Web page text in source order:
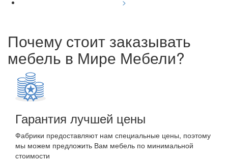
>
Почему стоит заказывать
мебель в Мире Мебели?
Гарантия лучшей цены
Фабрики предоставляют нам специальные цены, поэтому
мы можем предложить Вам мебель по минимальной
стоимости